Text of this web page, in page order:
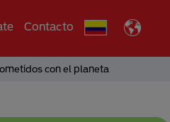
Contacto
con el planeta